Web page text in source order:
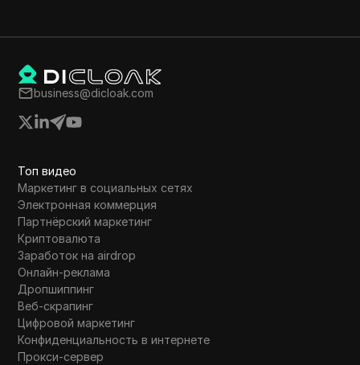
business@dicloak.com
Топ видео
Маркетинг в социальных сетях
Электронная коммерция
Партнёрский маркетинг
Криптовалюта
Заработок на airdrop
Онлайн-реклама
Дропшиппинг
Веб-скрапинг
Цифровой маркетинг
Конфиденциальность в интернете
Прокси-сервер